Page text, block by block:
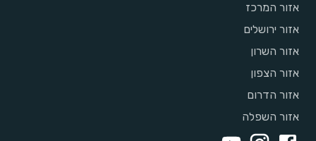
אזור המרכז
אזור ירושלים
אזור השרון
אזור הצפון
אזור הדרום
אזור השפלה